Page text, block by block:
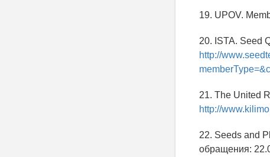
19. UPOV.
20. ISTA. Seed
http://
21. The United
http://
22. Seeds and
обращения: